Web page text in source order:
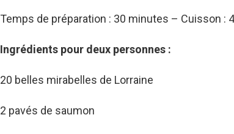
Temps de préparation : 30 minutes – Cuisson :
Ingrédients pour deux personnes :
20 belles mirabelles de Lorraine
2 pavés de saumon